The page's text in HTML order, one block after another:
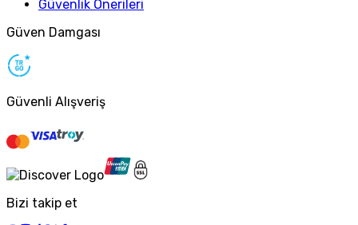
Güvenlik Önerileri
Güven Damgası
Güvenli Alışveriş
Bizi takip et